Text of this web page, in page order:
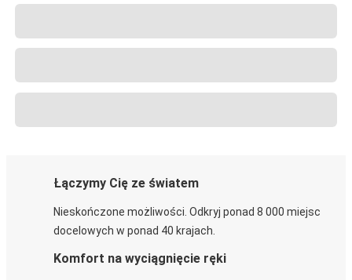
Łączymy Cię ze światem
Nieskończone możliwości. Odkryj ponad 8 000 miejsc
docelowych w ponad 40 krajach.
Komfort na wyciągnięcie ręki